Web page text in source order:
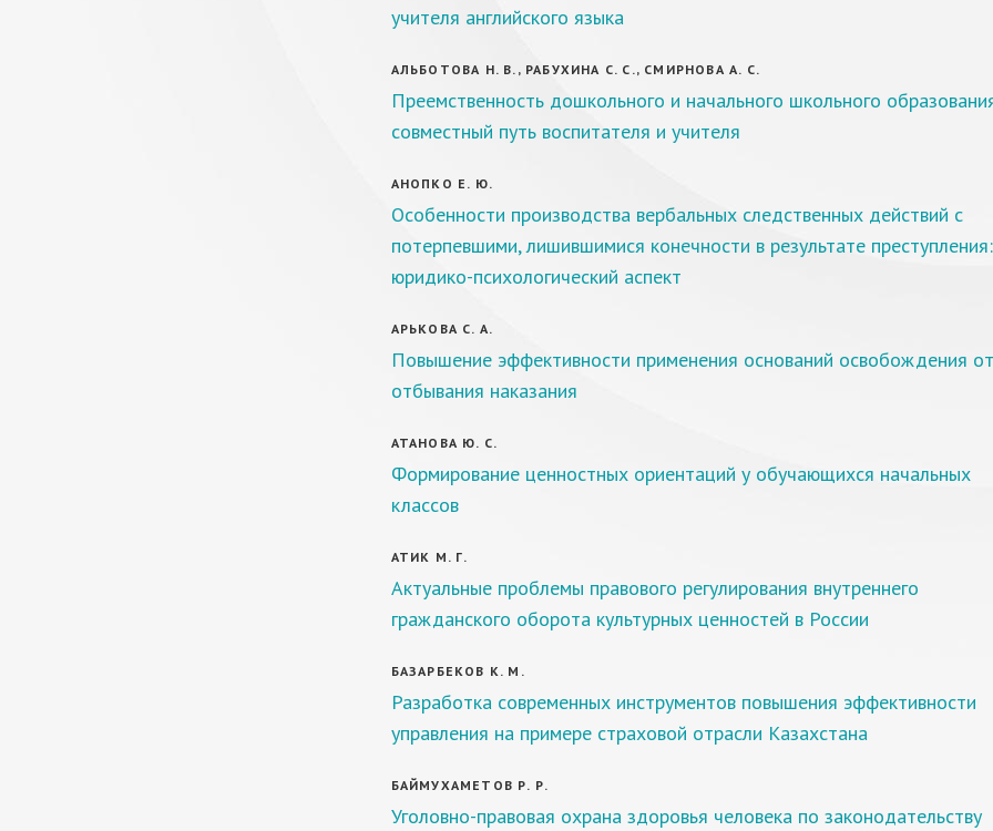
учителя английского языка
АЛЬБОТОВА Н. В., РАБУХИНА С. С., СМИРНОВА А. С.
Преемственность дошкольного и начального школьного
совместный путь воспитателя и учителя
АНОПКО Е. Ю.
Особенности производства вербальных следственных действий с
потерпевшими, лишившимися конечности в результате преступления:
юридико-психологический аспект
АРЬКОВА С. А.
Повышение эффективности применения оснований освобождения от
отбывания наказания
АТАНОВА Ю. С.
Формирование ценностных ориентаций у обучающихся начальных
классов
АТИК М. Г.
Актуальные проблемы правового регулирования внутреннего
гражданского оборота культурных ценностей в России
БАЗАРБЕКОВ К. М.
Разработка современных инструментов повышения эффективности
управления на примере страховой отрасли Казахстана
БАЙМУХАМЕТОВ Р. Р.
Уголовно-правовая охрана здоровья человека по законодательству